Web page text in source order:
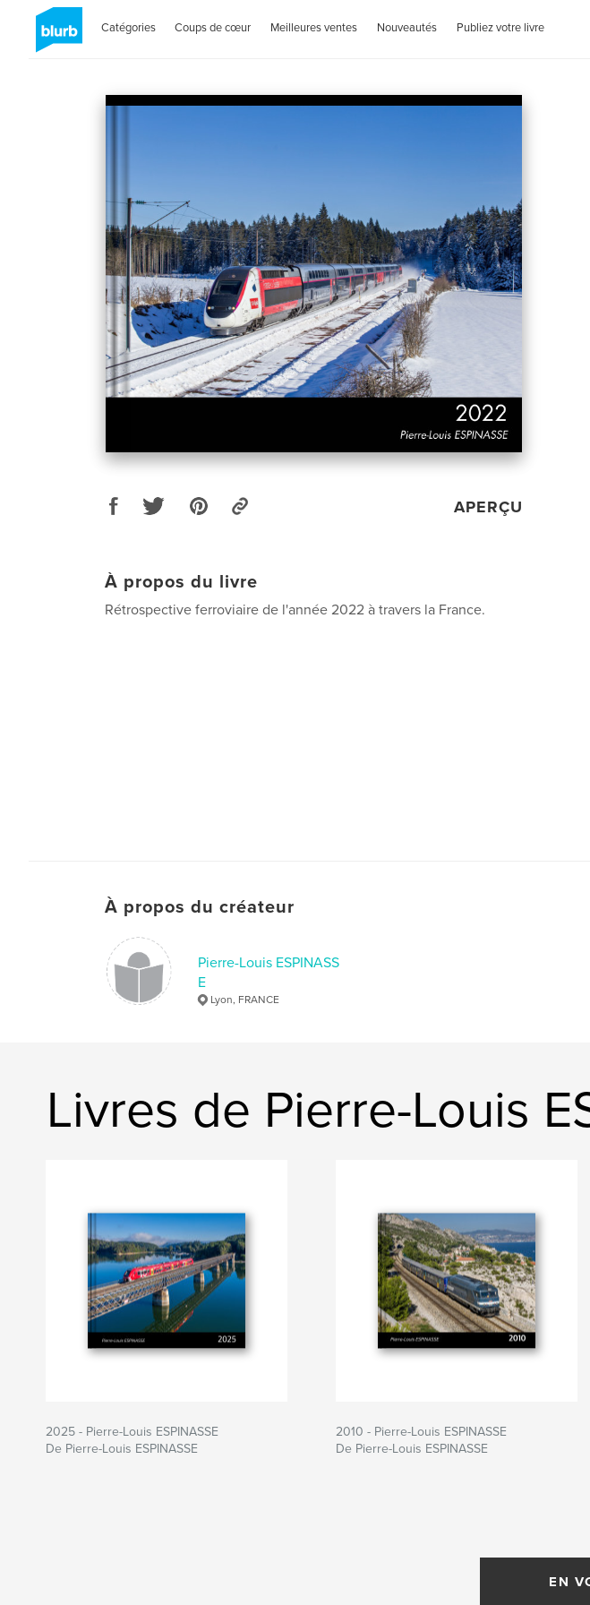
Catégories Coups de cœur Meilleures ventes Nouveautés Publiez votre livre
APERÇU
À propos du livre
Rétrospective ferroviaire de l'année 2022 à travers la France.
À propos du créateur
Pierre-Louis ESPINASS
E
Lyon, FRANCE
Livres de Pierre-Louis
2025 - Pierre-Louis ESPINASSE
De Pierre-Louis ESPINASSE
2010 - Pierre-Louis ESPINASSE
De Pierre-Louis ESPINASSE
EN